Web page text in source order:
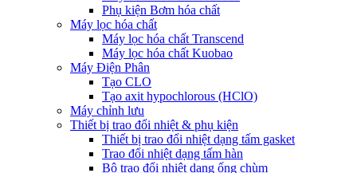
Phụ kiện Bơm hóa chất
Máy lọc hóa chất
Máy lọc hóa chất Transcend
Máy lọc hóa chất Kuobao
Máy Điện Phân
Tạo CLO
Tạo axit hypochlorous (HClO)
Máy chỉnh lưu
Thiết bị trao đổi nhiệt & phụ kiện
Thiết bị trao đổi nhiệt dạng tấm gasket
Trao đổi nhiệt dạng tấm hàn
Bộ trao đổi nhiệt dạng ống chùm